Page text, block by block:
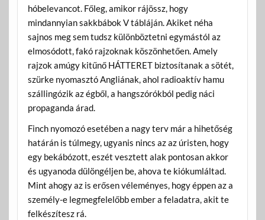
hóbelevancot. Főleg, amikor rájössz, hogy
mindannyian sakkbábok V tábláján. Akiket néha
sajnos meg sem tudsz különböztetni egymástól az
elmosódott, fakó rajzoknak köszönhetően. Amely
rajzok amúgy kitűnő HÁTTERET biztosítanak a sötét,
szürke nyomasztó Angliának, ahol radioaktív hamu
szállingózik az égből, a hangszórókból pedig náci
propaganda árad.
Finch nyomozó esetében a nagy terv már a hihetőség
határán is túlmegy, ugyanis nincs az az úristen, hogy
egy bekábózott, eszét vesztett alak pontosan akkor
és ugyanoda dülöngéljen be, ahova te kiókumláltad.
Mint ahogy az is erősen véleményes, hogy éppen az a
személy-e legmegfelelőbb ember a feladatra, akit te
felkészítesz rá.